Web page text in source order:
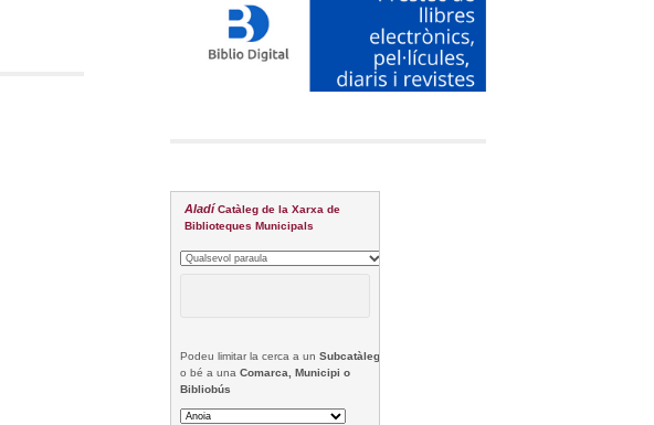
Aladí Catàleg de la Xarxa de
Biblioteques Municipals
Podeu limitar la cerca a un Subcatàleg
o bé a una Comarca, Municipi o
Bibliobús